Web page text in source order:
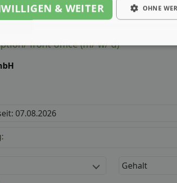
front office (m/ w/ d)
07.08.2026
Gehalt
& WEITER OHNE